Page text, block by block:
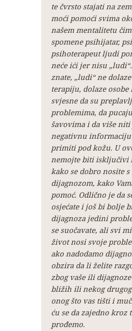
te čvrsto stajati na
moći pomoći svima
našem mentalitetu čim
spomene psihijatar,
psihoterapeut ljudi
neće ići jer nisu
znate, „ludi“ ne
terapiju, dolaze osobe
svjesne da su
problemima, da
šavovima i da više
negativnu informaciju
primiti pod kožu. U
nemojte biti isključivi
kako se dobro nosite s
dijagnozom, kako
pomoć. Odlično je da
osjećate i još bi bolje
dijagnoza jedini
se suočavate, ali svi
život nosi svoje
ako nadodamo
obzira da li želite
zbog vaše ili
bližih ili nekog
onog što vas tišti i
ću se da zajedno kroz
prođemo.